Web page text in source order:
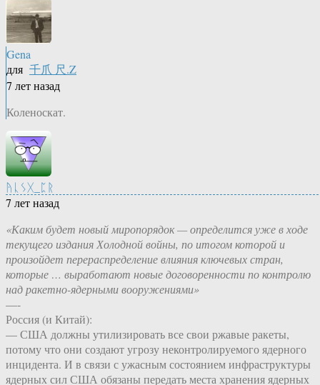
Gena
для 千爪 尺.Z
7 лет назад
Коленоскат.
ᚤᚳᛊᚷ_ᛈᚱ
7 лет назад
«Каким будет новый миропорядок — определится уже в ходе
текущего издания Холодной войны, по итогом которой и
произойдет перераспределение влияния ключевых стран,
которые … выработают новые договоренности по контролю
над ракетно-ядерными вооружениями»
—-
Россия (и Китай):
— США должны утилизировать все свои ржавые ракеты,
потому что они создают угрозу неконтролируемого ядерного
инцидента. И в связи с ужасным состоянием инфраструктуры
ядерных сил США обязаны передать места хранения ядерных